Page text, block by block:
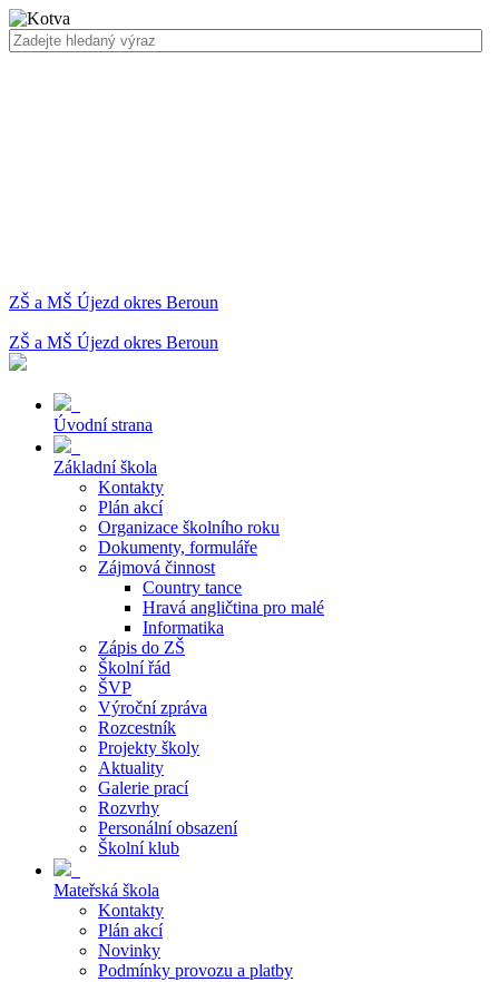
ZŠ a MŠ Újezd okres Beroun
ZŠ a MŠ Újezd okres Beroun
Úvodní strana
Základní škola
Kontakty
Plán akcí
Organizace školního roku
Dokumenty, formuláře
Zájmová činnost
Country tance
Hravá angličtina pro malé
Informatika
Zápis do ZŠ
Školní řád
ŠVP
Výroční zpráva
Rozcestník
Projekty školy
Aktuality
Galerie prací
Rozvrhy
Personální obsazení
Školní klub
Mateřská škola
Kontakty
Plán akcí
Novinky
Podmínky provozu a platby